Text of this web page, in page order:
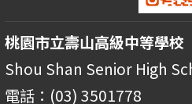
桃園市立壽山高級中等學校
Shou Shan Senior High
電話：(03) 3501778